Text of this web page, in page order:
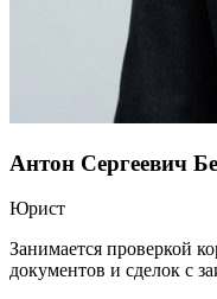
Антон Сергеевич
Юрист
Занимается проверкой
документов и сделок с